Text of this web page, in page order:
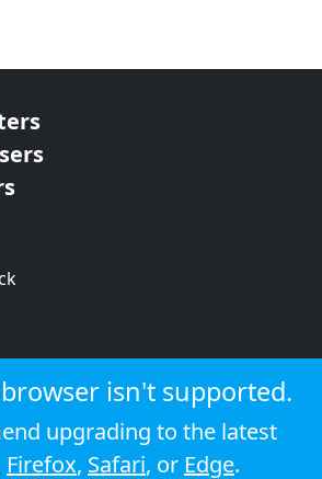
isn't supported.
upgrading to the latest
Firefox, Safari, or Edge.